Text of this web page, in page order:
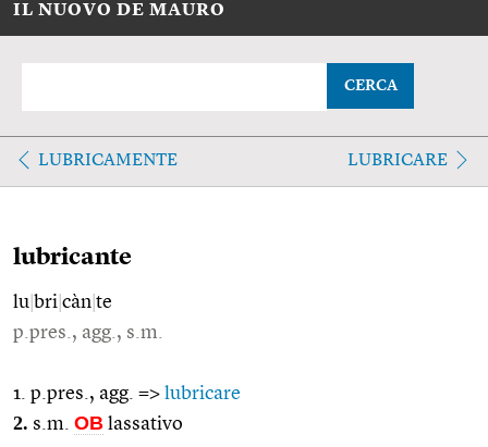
IL NUOVO DE MAURO
CERCA
LUBRICAMENTE LUBRICARE
lubricante
lu bri càn te
p.pres., agg., s.m.
1. p.pres., agg. => lubricare
2. s.m. OB lassativo